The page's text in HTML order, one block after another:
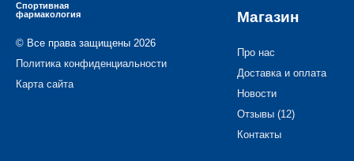
Спортивная
фармакология
© Все права защищены 2026
Политика конфиденциальности
Карта сайта
Магазин
Про нас
Доставка и оплата
Новости
Отзывы (12)
Контакты